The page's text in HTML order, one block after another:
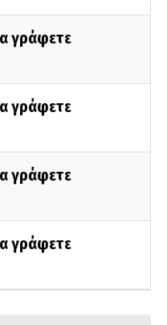
γράφετε
γράφετε
γράφετε
γράφετε